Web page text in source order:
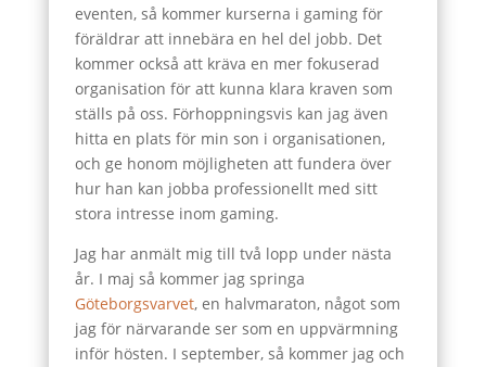
eventen, så kommer kurserna i gaming för
föräldrar att innebära en hel del jobb. Det
kommer också att kräva en mer fokuserad
organisation för att kunna klara kraven som
ställs på oss. Förhoppningsvis kan jag även
hitta en plats för min son i organisationen,
och ge honom möjligheten att fundera över
hur han kan jobba professionellt med sitt
stora intresse inom gaming.
Jag har anmält mig till två lopp under nästa
år. I maj så kommer jag springa
Göteborgsvarvet, en halvmaraton, något som
jag för närvarande ser som en uppvärmning
inför hösten. I september, så kommer jag och